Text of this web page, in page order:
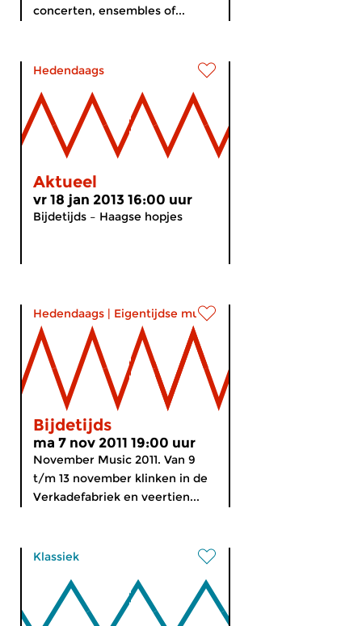
concerten, ensembles of...
Hedendaags
Aktueel
vr 18 jan 2013 16:00 uur
Bijdetijds – Haagse hopjes
Hedendaags | Eigentijdse muziek
Bijdetijds
ma 7 nov 2011 19:00 uur
November Music 2011. Van 9
t/m 13 november klinken in de
Verkadefabriek en veertien...
Klassiek